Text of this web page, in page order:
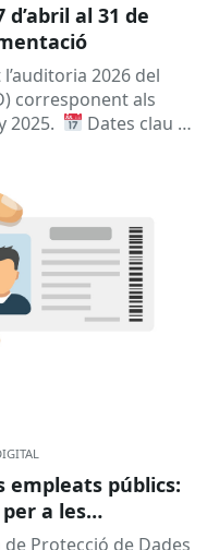
d’abril al 31 de
2026 del
corresponent als
2025.
Dates clau
empleats públics:
per a les
de Protecció de Dades